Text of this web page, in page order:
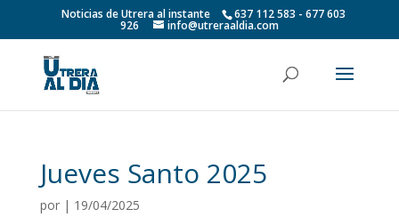
Noticias de Utrera al instante 637 112 583 - 677 603
926 info@utreraaldia.com
Jueves Santo 2025
por | 19/04/2025